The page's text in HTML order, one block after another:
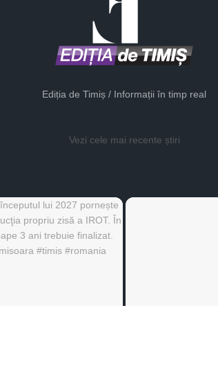
Ediția de Timiș / Informații în timp real
Vezi cele mai recente știri